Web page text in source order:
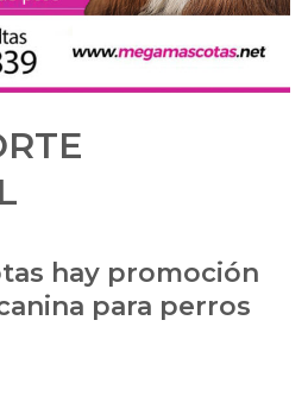
hay promoción
para perros